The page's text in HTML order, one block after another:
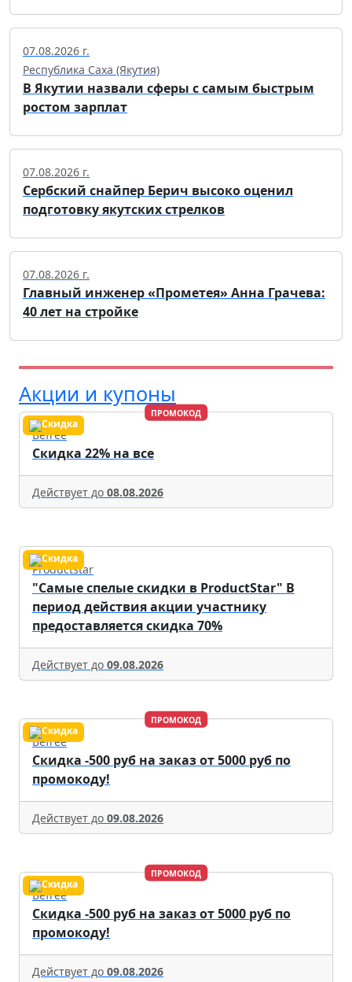
07.08.2026 г.
Республика Саха (Якутия)
В Якутии назвали сферы с самым быстрым
ростом зарплат
07.08.2026 г.
Сербский снайпер Берич высоко оценил
подготовку якутских стрелков
07.08.2026 г.
Главный инженер «Прометея» Анна Грачева:
40 лет на стройке
Акции и купоны
ПРОМОКОД
Befree
Скидка 22% на все
Действует до 08.08.2026
Productstar
"Самые спелые скидки в ProductStar" В
период действия акции участнику
предоставляется скидка 70%
Действует до 09.08.2026
ПРОМОКОД
Befree
Скидка -500 руб на заказ от 5000 руб по
промокоду!
Действует до 09.08.2026
ПРОМОКОД
Befree
Скидка -500 руб на заказ от 5000 руб по
промокоду!
Действует до 09.08.2026